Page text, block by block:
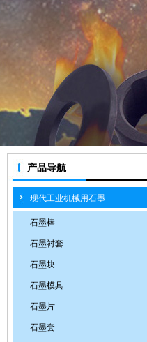
产品导航
现代工业机械用石墨
石墨棒
石墨衬套
石墨块
石墨模具
石墨片
石墨套